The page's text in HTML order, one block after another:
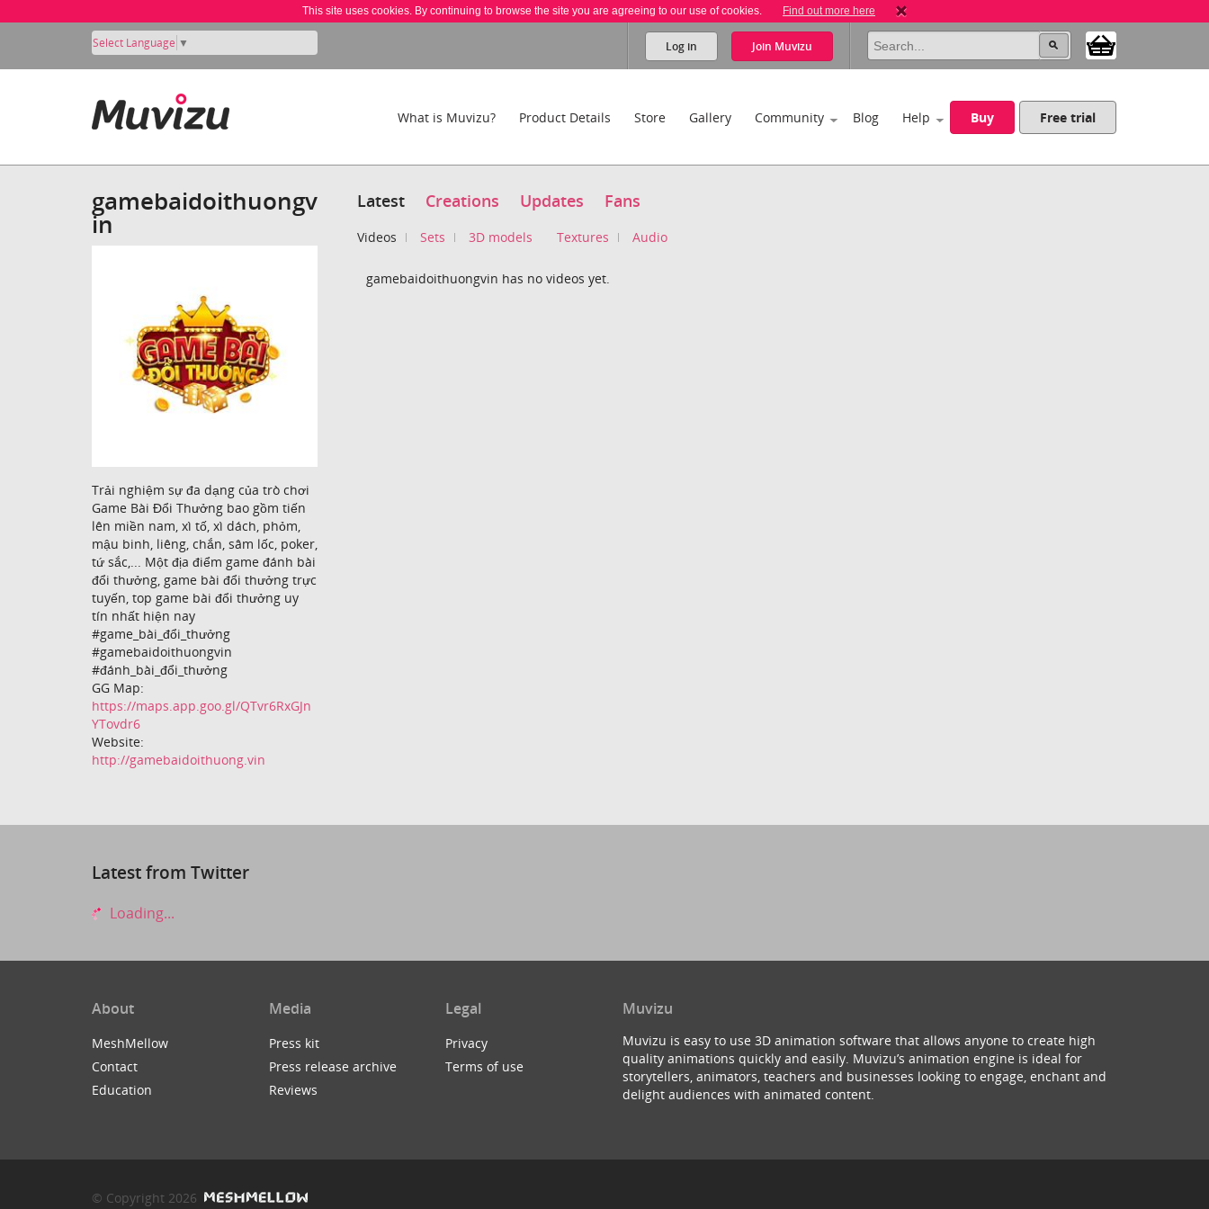
This site uses cookies. By continuing to browse the site you are agreeing to our use of cookies. Find out more here
Select Language ▼ Log in Join Muvizu
What is Muvizu? Product Details Store Gallery Community Blog Help Buy Free trial
gamebaidoithuongv
in
Trải nghiệm sự đa dạng của trò chơi
Game Bài Đổi Thưởng bao gồm tiến
lên miền nam, xì tố, xì dách, phỏm,
mậu binh, liêng, chắn, sâm lốc, poker,
tứ sắc,... Một địa điểm game đánh bài
đổi thưởng, game bài đổi thưởng trực
tuyến, top game bài đổi thưởng uy
tín nhất hiện nay
#game_bài_đổi_thưởng
#gamebaidoithuongvin
#đánh_bài_đổi_thưởng
GG Map:
https://maps.app.goo.gl/QTvr6RxGJn
YTovdr6
Website:
http://gamebaidoithuong.vin
Latest Creations Updates Fans
Videos Sets 3D models Textures Audio
gamebaidoithuongvin has no videos yet.
Latest from Twitter
Loading...
About
MeshMellow
Contact
Education
Media
Press kit
Press release archive
Reviews
Legal
Privacy
Terms of use
Muvizu
Muvizu is easy to use 3D animation software that allows anyone to create high
quality animations quickly and easily. Muvizu’s animation engine is ideal for
storytellers, animators, teachers and businesses looking to engage, enchant and
delight audiences with animated content.
© Copyright 2026